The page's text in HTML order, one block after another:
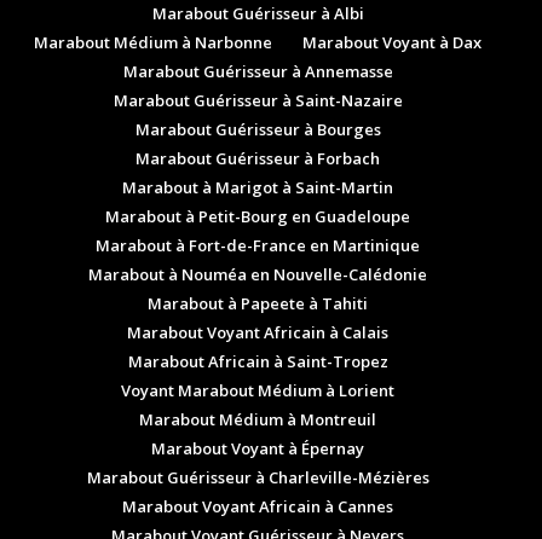
Marabout Guérisseur à Albi
Marabout Médium à Narbonne
Marabout Voyant à Dax
Marabout Guérisseur à Annemasse
Marabout Guérisseur à Saint-Nazaire
Marabout Guérisseur à Bourges
Marabout Guérisseur à Forbach
Marabout à Marigot à Saint-Martin
Marabout à Petit-Bourg en Guadeloupe
Marabout à Fort-de-France en Martinique
Marabout à Nouméa en Nouvelle-Calédonie
Marabout à Papeete à Tahiti
Marabout Voyant Africain à Calais
Marabout Africain à Saint-Tropez
Voyant Marabout Médium à Lorient
Marabout Médium à Montreuil
Marabout Voyant à Épernay
Marabout Guérisseur à Charleville-Mézières
Marabout Voyant Africain à Cannes